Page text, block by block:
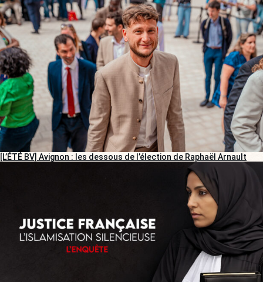
[L’ÉTÉ BV] Avignon : les dessous de l’élection de Raphaël Arnault